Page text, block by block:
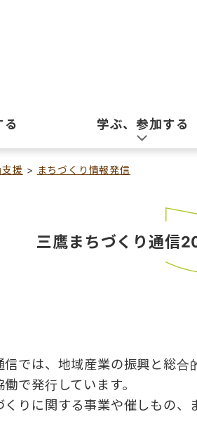
る 学ぶ、参加する
援
まちづくり情報発信
三鷹まちづくり通信
信では、地域産業の振興と総
で発行しています。
りに関する事業や催しもの、